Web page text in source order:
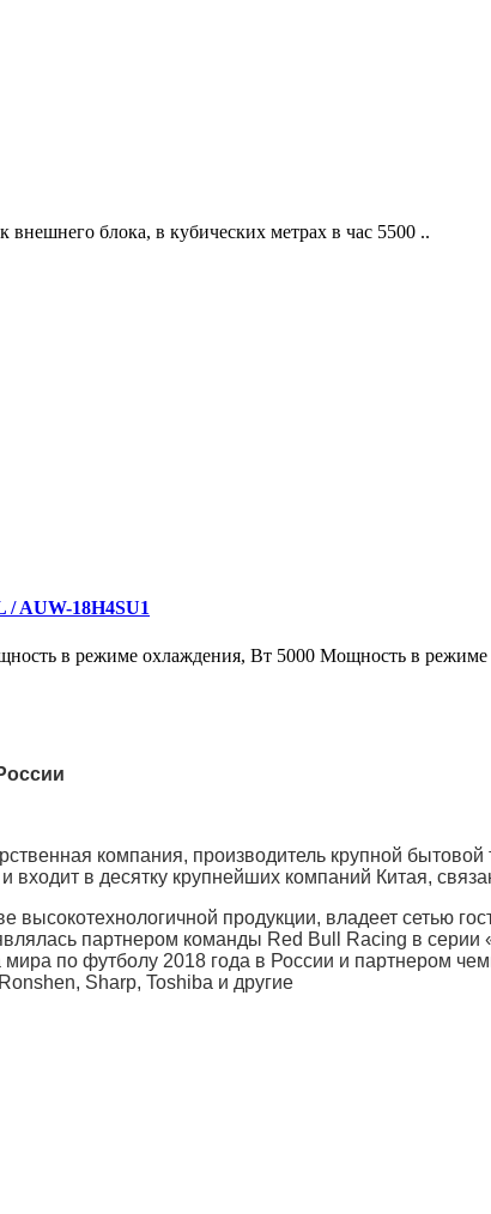
блока, в кубических метрах в час 5500 ..
/ AUW-18H4SU1
в режиме охлаждения, Вт 5000 Мощность в режиме
компания, производитель крупной
в десятку крупнейших компаний Китая,
высокотехнологичной продукции, владеет сетью
партнером команды Red Bull Racing в
по футболу 2018 года в России и партнером
Sharp, Toshiba и другие